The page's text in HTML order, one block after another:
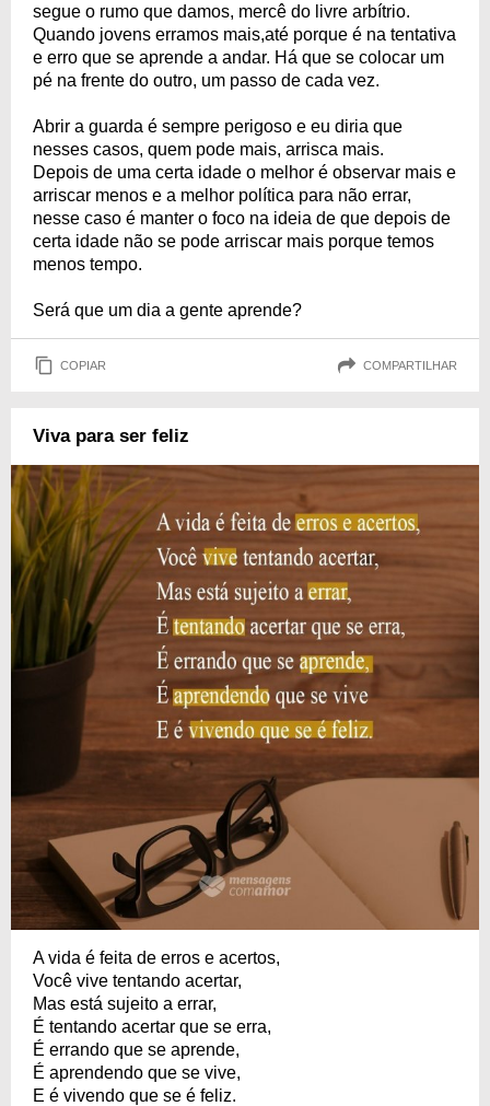
segue o rumo que damos, mercê do livre arbítrio.
Quando jovens erramos mais,até porque é na tentativa
e erro que se aprende a andar. Há que se colocar um
pé na frente do outro, um passo de cada vez.
Abrir a guarda é sempre perigoso e eu diria que
nesses casos, quem pode mais, arrisca mais.
Depois de uma certa idade o melhor é observar mais e
arriscar menos e a melhor política para não errar,
nesse caso é manter o foco na ideia de que depois de
certa idade não se pode arriscar mais porque temos
menos tempo.
Será que um dia a gente aprende?
COPIAR COMPARTILHAR
Viva para ser feliz
A vida é feita de erros e acertos,
Você vive tentando acertar,
Mas está sujeito a errar,
É tentando acertar que se erra,
É errando que se aprende,
É aprendendo que se vive,
E é vivendo que se é feliz.